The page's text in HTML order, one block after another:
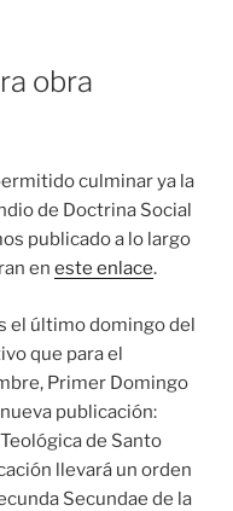
obra
culminar ya la
de Doctrina Social
publicado a lo largo
en este enlace.
el último domingo del
que para el
Primer Domingo
publicación:
de Santo
llevará un orden
Secundae de la